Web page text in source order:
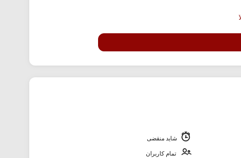
شاید منقضی
تمام کاربران